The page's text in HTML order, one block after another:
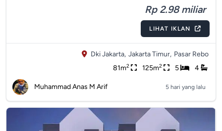
Rp 2.98 miliar
LIHAT IKLAN
Dki Jakarta, Jakarta Timur, Pasar Rebo
81m2 125m2 5 4
Muhammad Anas M Arif 5 hari yang lalu